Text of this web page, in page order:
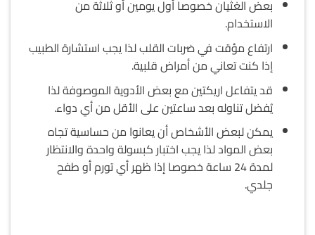
بعض الغثيان خصوصا أول يومين أو ثلاثة من
الاستخدام.
ارتفاع مؤقت في ضربات القلب لذا يجب استشارة الطبيب
إذا كنت تعاني من أمراض قلبية.
قد يتفاعل اريكتين مع بعض الأدوية الموصوفة لذا
يُفضل تناوله بعد ساعتين على الأقل من أي دواء.
يمكن لبعض الأشخاص أن يعانوا من حساسية تجاه
بعض المواد لذا يجب اختبار كبسولة واحدة والانتظار
لمدة 24 ساعة خصوصا إذا ظهر أي تورم أو طفح
جلدي.